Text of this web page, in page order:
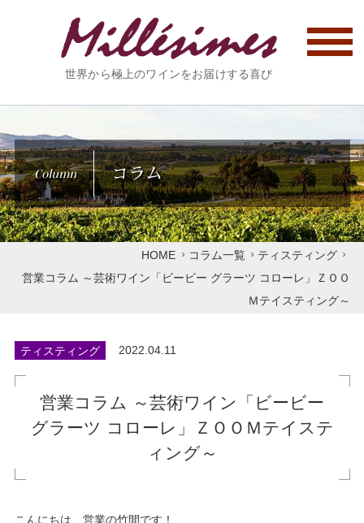
世界から極上のワインをお届けする喜び
Column コラム
HOME コラム一覧
ティスティング
営業コラム ～芸術ワイン「ビービー グラーツ コローレ」ＺＯＯ
Ｍテイスティング～
ティスティング 2022.04.11
営業コラム ～芸術ワイン「ビービー
グラーツ コローレ」ＺＯＯＭテイステ
ィング～
こんにちは、営業の竹間です！